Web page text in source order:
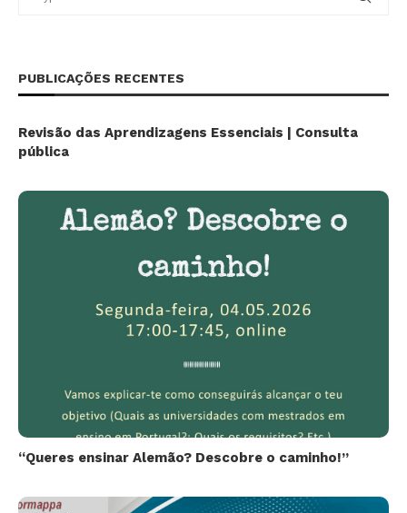
PUBLICAÇÕES RECENTES
Revisão das Aprendizagens Essenciais | Consulta
pública
“Queres ensinar Alemão? Descobre o caminho!”